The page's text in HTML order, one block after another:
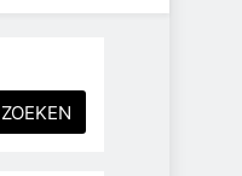
ZOEKEN